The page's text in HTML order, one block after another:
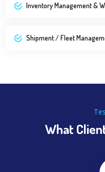
Inventory Management &
Shipment / Fleet
What